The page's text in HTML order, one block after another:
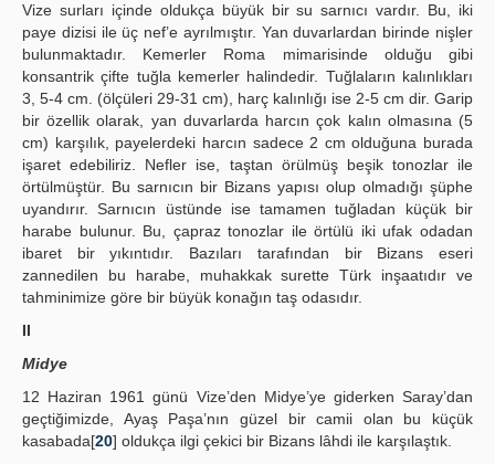
Vize surları içinde oldukça büyük bir su sarnıcı vardır. Bu, iki
paye dizisi ile üç nef’e ayrılmıştır. Yan duvarlardan birinde nişler
bulunmaktadır. Kemerler Roma mimarisinde olduğu gibi
konsantrik çifte tuğla kemerler halindedir. Tuğlaların kalınlıkları
3, 5-4 cm. (ölçüleri 29-31 cm), harç kalınlığı ise 2-5 cm dir. Garip
bir özellik olarak, yan duvarlarda harcın çok kalın olmasına (5
cm) karşılık, payelerdeki harcın sadece 2 cm olduğuna burada
işaret edebiliriz. Nefler ise, taştan örülmüş beşik tonozlar ile
örtülmüştür. Bu sarnıcın bir Bizans yapısı olup olmadığı şüphe
uyandırır. Sarnıcın üstünde ise tamamen tuğladan küçük bir
harabe bulunur. Bu, çapraz tonozlar ile örtülü iki ufak odadan
ibaret bir yıkıntıdır. Bazıları tarafından bir Bizans eseri
zannedilen bu harabe, muhakkak surette Türk inşaatıdır ve
tahminimize göre bir büyük konağın taş odasıdır.
II
Midye
12 Haziran 1961 günü Vize’den Midye’ye giderken Saray’dan
geçtiğimizde, Ayaş Paşa’nın güzel bir camii olan bu küçük
kasabada[20] oldukça ilgi çekici bir Bizans lâhdi ile karşılaştık.